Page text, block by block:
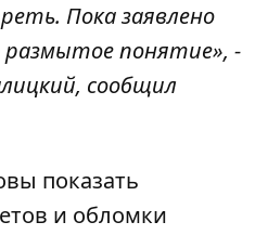
Пока заявлено
размытое понятие», -
сообщил
показать
и обломки